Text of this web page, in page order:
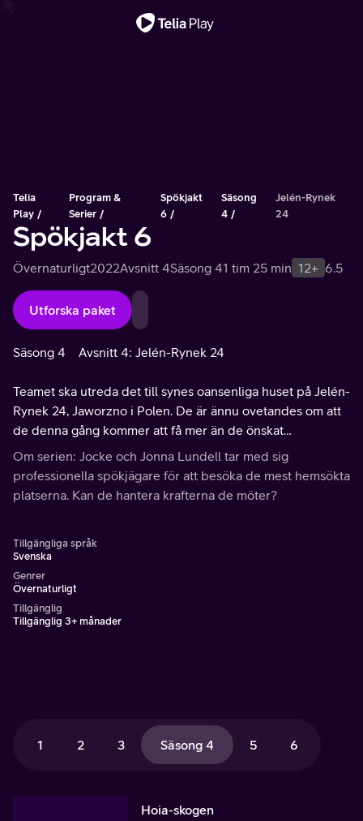
Telia
Play
Program &
Serier
Spökjakt
6
Säsong
4
Jelén-Rynek
24
Spökjakt 6
Övernaturligt2022Avsnitt 4Säsong 41 tim 25 min 12+ 6.5
Utforska paket
Säsong 4 Avsnitt 4: Jelén-Rynek 24
Teamet ska utreda det till synes oansenliga huset på Jelén-
Rynek 24, Jaworzno i Polen. De är ännu ovetandes om att
de denna gång kommer att få mer än de önskat…
Om serien: Jocke och Jonna Lundell tar med sig
professionella spökjägare för att besöka de mest hemsökta
platserna. Kan de hantera krafterna de möter?
Tillgängliga språk
Svenska
Genrer
Övernaturligt
Tillgänglig
Tillgänglig 3+ månader
1 2 3 Säsong 4 5 6
Hoia-skogen